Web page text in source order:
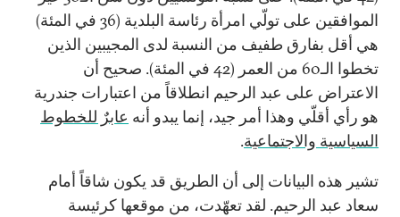
الموافقين على تولّي امرأة رئاسة البلدية (36 في المئة)
هي أقل بفارق طفيف من النسبة لدى المجيبين الذين
تخطوا الـ60 من العمر (42 في المئة). صحيح أن
الاعتراض على عبد الرحيم انطلاقاً من اعتبارات جندرية
هو رأي أقلّي وهذا أمر جيد، إنما يبدو أنه عابرٌ للخطوط
السياسية والاجتماعية.
تشير هذه البيانات إلى أن الطريق قد يكون شاقاً أمام
سعاد عبد الرحيم. لقد تعهّدت، من موقعها كرئيسة